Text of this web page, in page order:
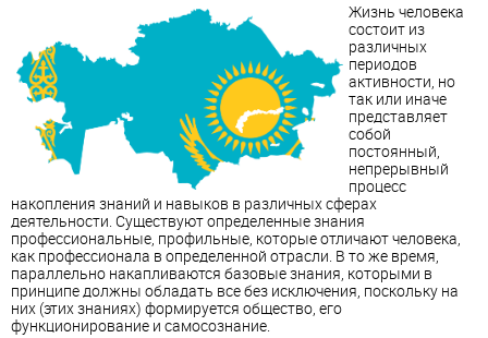
Жизнь человека
состоит из
различных
периодов
активности, но
так или иначе
представляет
собой
постоянный,
непрерывный
процесс
накопления знаний и навыков в различных сферах
деятельности. Существуют определенные знания
профессиональные, профильные, которые отличают человека,
как профессионала в определенной отрасли. В то же время,
параллельно накапливаются базовые знания, которыми в
принципе должны обладать все без исключения, поскольку на
них (этих знаниях) формируется общество, его
функционирование и самосознание.